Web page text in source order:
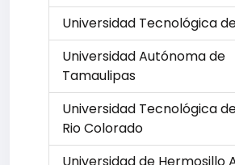
Universidad Tecnológica
Universidad Autónoma de
Tamaulipas
Universidad Tecnológica
Rio Colorado